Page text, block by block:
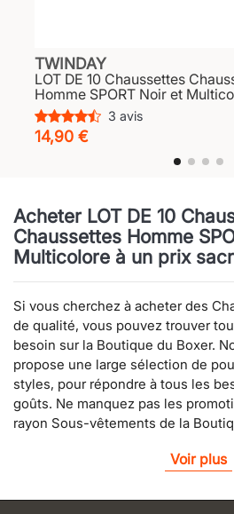
TWINDAY
LOT DE 10 Chaussettes
Homme SPORT Noir et
3 avis
14,90 €
Acheter LOT DE 10
Chaussettes Homme
Multicolore à un prix
Si vous cherchez à acheter des
de qualité, vous pouvez trouver
besoin sur la Boutique du Boxer.
propose une large sélection de
styles, pour répondre à tous les
goûts. Ne manquez pas les
rayon Sous-vêtements de la
Voir plus